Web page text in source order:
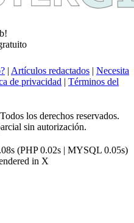
| Artículos redactados | Necesita
de privacidad | Términos del
los derechos reservados.
sin autorización.
(PHP 0.02s | MYSQL 0.05s)
in X